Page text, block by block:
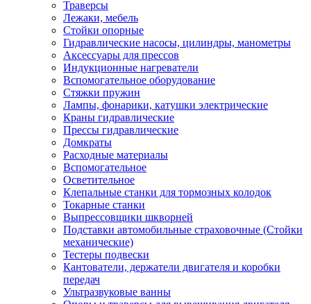
Траверсы
Лежаки, мебель
Стойки опорные
Гидравлические насосы, цилиндры, манометры
Аксессуары для прессов
Индукционные нагреватели
Вспомогательное оборудование
Стяжки пружин
Лампы, фонарики, катушки электрические
Краны гидравлические
Прессы гидравлические
Домкраты
Расходные материалы
Вспомогательное
Осветительное
Клепальные станки для тормозных колодок
Токарные станки
Выпрессовщики шкворней
Подставки автомобильные страховочные (Стойки
механические)
Тестеры подвески
Кантователи, держатели двигателя и коробки
передач
Ультразвуковые ванны